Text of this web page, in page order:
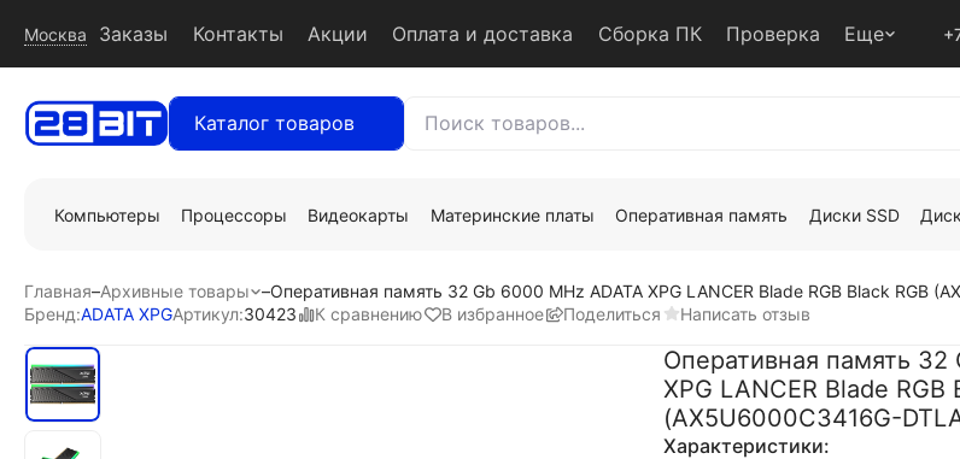
Москва Заказы Контакты Акции Оплата и доставка Сборка ПК Проверка Еще
Каталог товаров
Компьютеры Процессоры Видеокарты Материнские платы Оперативная память Диски SSD
Главная–Архивные товары –Оперативная память 32 Gb 6000 MHz ADATA XPG LANCER Blade RGB Black RGB
Бренд:ADATA XPGАртикул:30423 К сравнению В избранное Поделиться Написать отзыв
Оперативная память 32
XPG LANCER Blade RGB
(AX5U6000C3416G-
Характеристики: